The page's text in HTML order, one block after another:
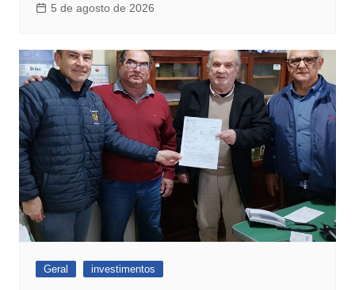
5 de agosto de 2026
Geral investimentos